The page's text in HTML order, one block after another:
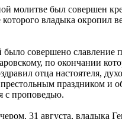
молитве был совершен
которого владыка окропил
было совершено славление
по окончании
отца настоятеля,
праздником и
с проповедью.
31 августа, владыка